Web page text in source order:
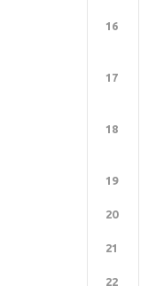
16
17
18
19
20
21
22